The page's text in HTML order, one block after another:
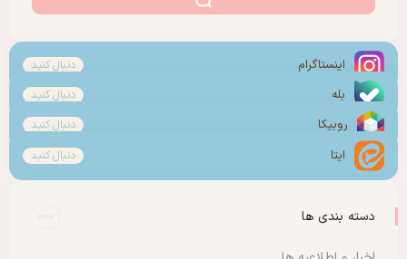
اینستاگرام دنبال کنید
بله دنبال کنید
روبیکا دنبال کنید
ایتا دنبال کنید
دسته بندی ها